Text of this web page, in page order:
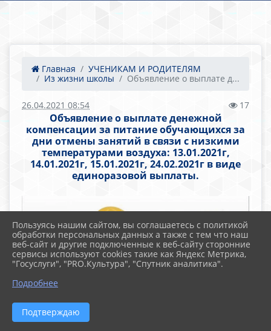
Главная
УЧЕНИКАМ И РОДИТЕЛЯМ
Из жизни школы
Объявление о выплате д...
26.04.2021 08:54 17
Объявление о выплате денежной
компенсации за питание обучающихся за
дни отмены занятий в связи с низкими
температурами воздуха: 13.01.2021г,
14.01.2021г, 15.01.2021г, 24.02.2021г в виде
единоразовой выплаты.
Пользуясь нашим сайтом, вы соглашаетесь с политикой
обработки персональных данных а также с тем что наш
веб-сайт и другие подключенные к веб-сайту сторонние
сервисы используют cookies такие как Яндекс Метрика,
"Госуслуги", "PRO.Культура", "Спутник аналитика".
Подробнее
Подтверждаю